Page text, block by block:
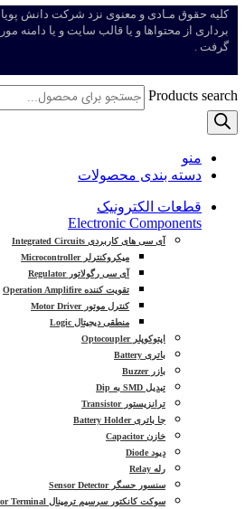
کلیه حقوق مـادی و معنوی نزد شرکت دانش
برداری از محتواها و یا قالب سایت و یا دامنه
گرفت .
Products search
منو
دسته بندی محصولات
قطعات الکترونیک
Electronic Components
آی سی های کاربردی Integrated Circuits
میکروکنترلر Microcontroller
آی سی رگولاتور Regulator
تقویت کننده Operation Amplifire
کنترل موتور Motor Driver
منطقی دیجیتال Logic
اپتوکوپلر Optocoupler
باتری Battery
بازر Buzzer
تبدیل SMD به Dip
ترانزیستور Transistor
جا باتری Battery Holder
خازن Capacitor
دیود Diode
رله Relay
سنسور حسگر Sensor Detector
سوکت کانکتور سرسیم ترمینال Sucket Connector Terminal